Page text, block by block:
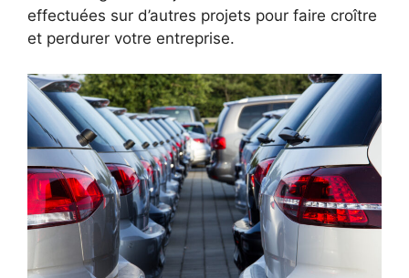
effectuées sur d’autres projets pour faire croître
et perdurer votre entreprise.